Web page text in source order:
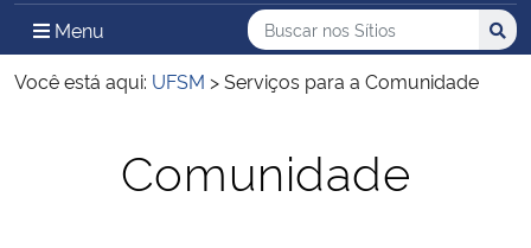
Ministério da Defesa
Ministério das Relações Exteriores
Menu Menu Principal do Sítio
Busca
Buscar no nos Sítios
Busca:
Você está aqui: UFSM >Serviços para a Comunidade
Comunidade